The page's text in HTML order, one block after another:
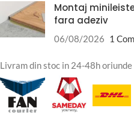
Montaj
fara adeziv
06/08/2026 1
Livram din stoc in 24-48h oriunde